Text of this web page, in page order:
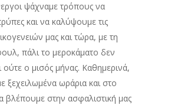
ψάχναμε τρόπους να
και να καλύψουμε τις
μας και τώρα, με τη
πάλι το μεροκάματο δεν
ούτε ο μισός μήνας. Καθημερινά,
ξεχειλωμένα ωράρια και στο
βλέπουμε στην ασφαλιστική μας